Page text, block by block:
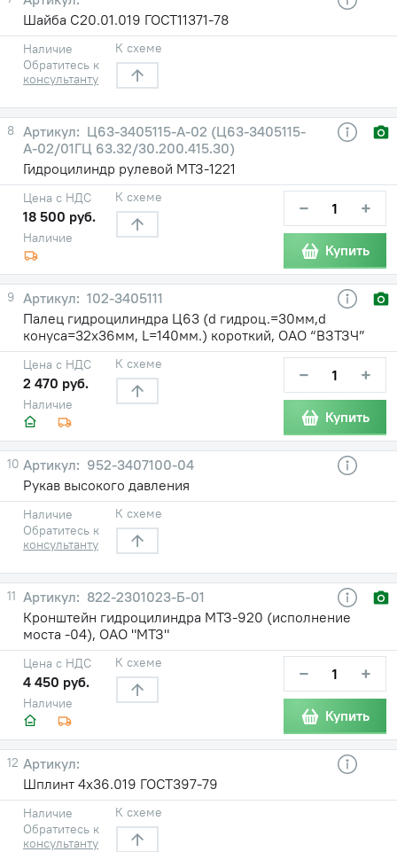
Шайба С20.01.019 ГОСТ11371-78
Наличие
Обратитесь к
консультанту
К схеме
8
Ц63-3405115-А-02 (Ц63-3405115-
А-02/01ГЦ 63.32/30.200.415.30)
Гидроцилиндр рулевой МТЗ-1221
Наличие
Цена с НДС
18 500 руб.
К схеме − +
Купить
9
102-3405111
Палец гидроцилиндра Ц63 (d гидроц.=30мм,d
конуса=32х36мм, L=140мм.) короткий, ОАО “ВЗТЗЧ”
Наличие
Цена с НДС
2 470 руб.
К схеме − +
Купить
10
952-3407100-04
Рукав высокого давления
Наличие
Обратитесь к
консультанту
К схеме
11
822-2301023-Б-01
Кронштейн гидроцилиндра МТЗ-920 (исполнение
моста -04), ОАО "МТЗ"
Наличие
Цена с НДС
4 450 руб.
К схеме − +
Купить
12
Шплинт 4х36.019 ГОСТ397-79
Наличие
Обратитесь к
консультанту
К схеме